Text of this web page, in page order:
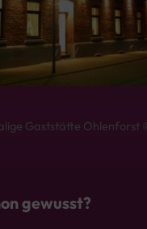
Gaststätte Ohlenforst
gewusst?